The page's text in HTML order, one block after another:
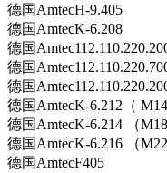
德国AmtecH-9.405
德国AmtecK-6.208
德国
德国
德国
德国AmtecK-6.212（
德国AmtecK-6.214 （
德国AmtecK-6.216 （
德国AmtecF405